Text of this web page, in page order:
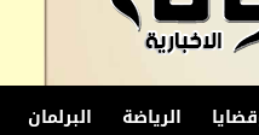
الرياضة البرلمان